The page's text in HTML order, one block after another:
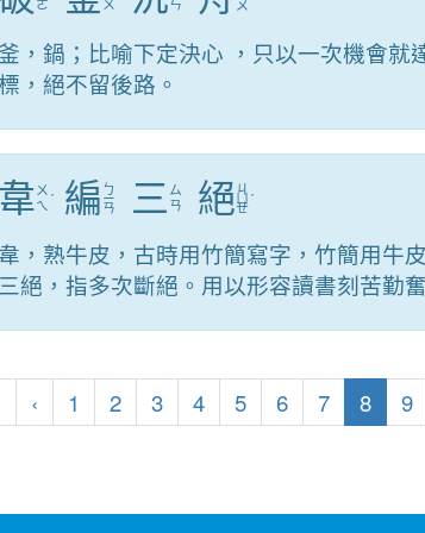
ㄛ ㄨ ㄣ ㄡ
，鍋；比喻下定決心 ，只以一次機會就
，絕不留後路。
ㄨ
ㄟ ˊ 編 ㄅ
ㄧ
ㄢ 三 ㄙ
ㄢ
絕 ㄐ
ㄩ
ㄝ
ˊ
，熟牛皮，古時用竹簡寫字，竹簡用牛
絕，指多次斷絕。用以形容讀書刻苦勤奮
第一頁
‹上一頁
1 2 3 4 5 6 7 8(目前
9